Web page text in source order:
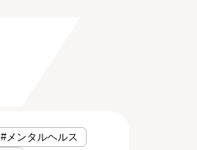
#メンタルヘルス